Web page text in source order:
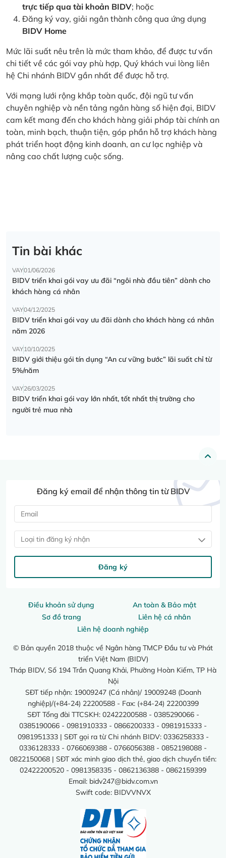
trực tiếp qua tài khoản BIDV; hoặc
Đăng ký vay, giải ngân thành công qua ứng dụng
BIDV Home
Mức lãi suất nêu trên là mức tham khảo, để được tư vấn
chi tiết về các gói vay phù hợp, Quý khách vui lòng liên
hệ Chi nhánh BIDV gần nhất để được hỗ trợ.
Với mạng lưới rộng khắp toàn quốc, đội ngũ tư vấn
chuyên nghiệp và nền tảng ngân hàng số hiện đại, BIDV
cam kết mang đến cho khách hàng giải pháp tài chính an
toàn, minh bạch, thuận tiện, góp phần hỗ trợ khách hàng
phát triển hoạt động kinh doanh, an cư lạc nghiệp và
nâng cao chất lượng cuộc sống.
Tin bài khác
VAY01/06/2026
BIDV triển khai gói vay ưu đãi “ngôi nhà đầu tiên” dành cho
khách hàng cá nhân
VAY04/12/2025
BIDV triển khai gói vay ưu đãi dành cho khách hàng cá nhân
năm 2026
VAY10/10/2025
BIDV giới thiệu gói tín dụng “An cư vững bước” lãi suất chỉ từ
5%/năm
VAY26/03/2025
BIDV triển khai gói vay lớn nhất, tốt nhất thị trường cho
người trẻ mua nhà
Điều khoản sử dụng
An toàn & Bảo mật
Sơ đồ trang
Liên hệ cá nhân
Liên hệ doanh nghiệp
© Bản quyền 2018 thuộc về Ngân hàng TMCP Đầu tư và Phát
triển Việt Nam (BIDV)
Tháp BIDV, Số 194 Trần Quang Khải, Phường Hoàn Kiếm, TP Hà
Nội
SĐT tiếp nhận: 19009247 (Cá nhân)/ 19009248 (Doanh
nghiệp)/(+84-24) 22200588 - Fax: (+84-24) 22200399
SĐT Tổng đài TTCSKH: 02422200588 - 0385290066 -
0385190066 - 0981910333 - 0866200333 - 0981915333 -
0981951333 | SĐT gọi ra từ Chi nhánh BIDV: 0336258333 -
0336128333 - 0766069388 - 0766056388 - 0852198088 -
0822150068 | SĐT xác minh giao dịch thẻ, giao dịch chuyển tiền:
02422200520 - 0981358335 - 0862136388 - 0862159399
Email: bidv247@bidv.com.vn
Swift code: BIDVVNVX
Đăng ký email để nhận thông tin từ BIDV
Loại tin đăng ký nhận
Đăng ký